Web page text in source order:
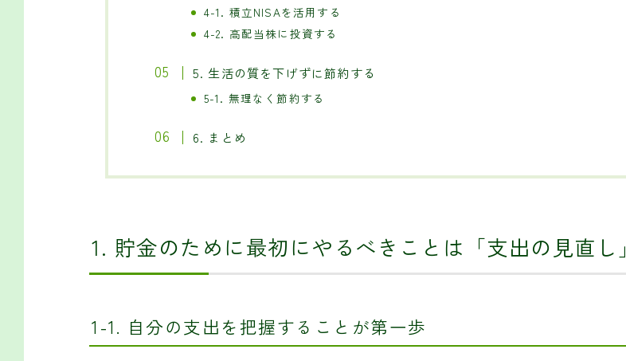
4-1. 積立NISAを活用する
4-2. 高配当株に投資する
5. 生活の質を下げずに節約する
5-1. 無理なく節約する
6. まとめ
1. 貯金のために最初にやるべきことは「支出の見直し」
1-1. 自分の支出を把握することが第一歩